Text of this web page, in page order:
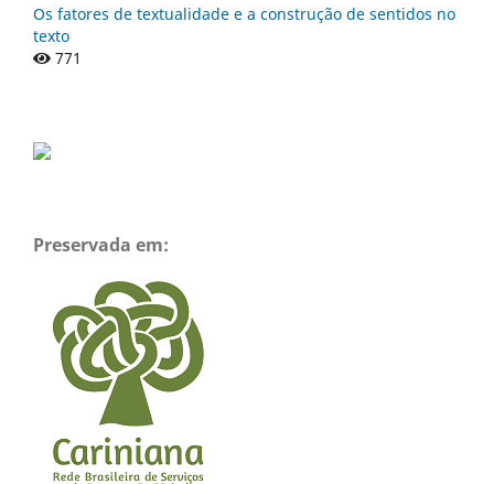
Os fatores de textualidade e a construção de sentidos no
texto
771
Preservada em: